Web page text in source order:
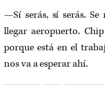
—Sí serás, sí serás.
llegar aeropuerto.
porque está en el
nos va a esperar ahí.